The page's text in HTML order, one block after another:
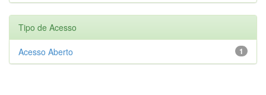
Tipo de Acesso
1
Acesso Aberto